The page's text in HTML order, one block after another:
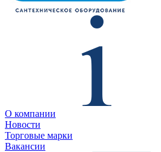
О компании
Новости
Торговые марки
Вакансии